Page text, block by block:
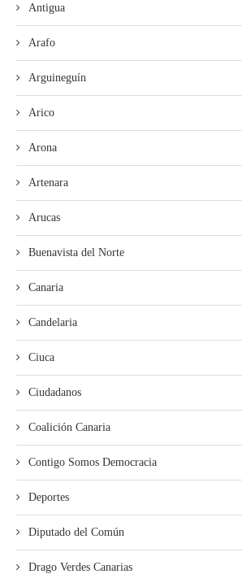
Antigua
Arafo
Arguineguín
Arico
Arona
Artenara
Arucas
Buenavista del Norte
Canaria
Candelaria
Ciuca
Ciudadanos
Coalición Canaria
Contigo Somos Democracia
Deportes
Diputado del Común
Drago Verdes Canarias